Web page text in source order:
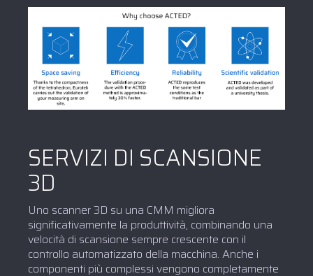
SERVIZI DI SCANSIONE
3D
Uno scanner 3D su una CMM migliora
significativamente la produttività, combinando una
velocità di scansione sempre crescente con il
controllo automatizzato della macchina. Anche i
componenti più complessi vengono completamente